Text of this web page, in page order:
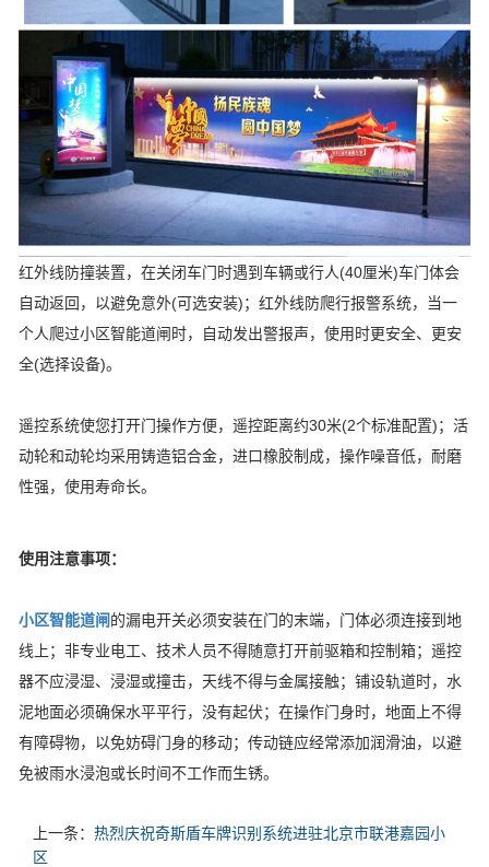
红外线防撞装置，在关闭车门时遇到车辆或行人(40厘米)车门体会
自动返回，以避免意外(可选安装)；红外线防爬行报警系统，当一
个人爬过小区智能道闸时，自动发出警报声，使用时更安全、更安
全(选择设备)。
遥控系统使您打开门操作方便，遥控距离约30米(2个标准配置)；活
动轮和动轮均采用铸造铝合金，进口橡胶制成，操作噪音低，耐磨
性强，使用寿命长。
使用注意事项：
小区智能道闸的漏电开关必须安装在门的末端，门体必须连接到地
线上；非专业电工、技术人员不得随意打开前驱箱和控制箱；遥控
器不应浸湿、浸湿或撞击，天线不得与金属接触；铺设轨道时，水
泥地面必须确保水平平行，没有起伏；在操作门身时，地面上不得
有障碍物，以免妨碍门身的移动；传动链应经常添加润滑油，以避
免被雨水浸泡或长时间不工作而生锈。
上一条： 热烈庆祝奇斯盾车牌识别系统进驻北京市联港嘉园小
区